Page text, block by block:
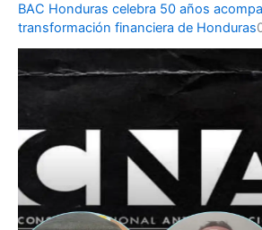
BAC Honduras celebra 50 años
transformación financiera de Honduras